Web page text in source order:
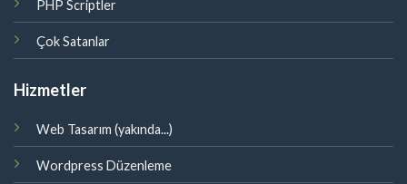
PHP Scriptler
Çok Satanlar
Hizmetler
Web Tasarım (yakında...)
Wordpress Düzenleme